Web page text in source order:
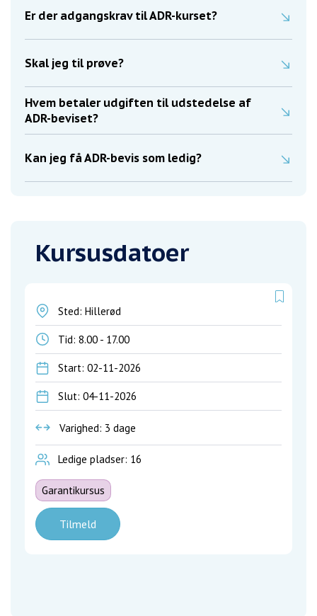
Er der adgangskrav til ADR-kurset?
Skal jeg til prøve?
Hvem betaler udgiften til udstedelse af
ADR-beviset?
Kan jeg få ADR-bevis som ledig?
Kursusdatoer
Sted: Hillerød
Tid: 8.00 - 17.00
Start: 02-11-2026
Slut: 04-11-2026
Varighed: 3 dage
Ledige pladser: 16
Garantikursus
Tilmeld